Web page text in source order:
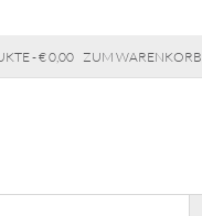
- € 0,00 ZUM WARENKORB